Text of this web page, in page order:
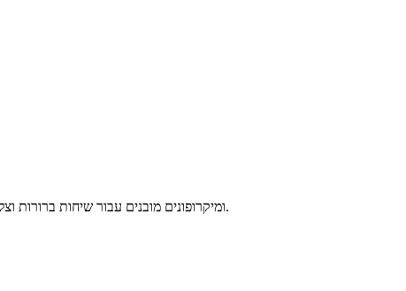
אוזניות אלחוטיות מבית SOUNARC עם ביטול רעשים אקטיבי ANC ומיקרופונים מובנים עבור שיחות ברורות וצלולות. עם עמידות גבוהה למים, 3 מצבי השמעה וכ-27 שעות ניגון בטעינה אחת.